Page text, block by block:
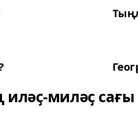
иләҫ-миләҫ сағы